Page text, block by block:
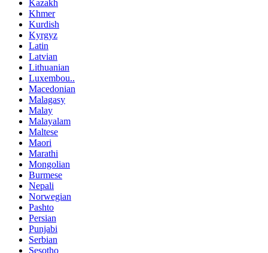
Kazakh
Khmer
Kurdish
Kyrgyz
Latin
Latvian
Lithuanian
Luxembou..
Macedonian
Malagasy
Malay
Malayalam
Maltese
Maori
Marathi
Mongolian
Burmese
Nepali
Norwegian
Pashto
Persian
Punjabi
Serbian
Sesotho